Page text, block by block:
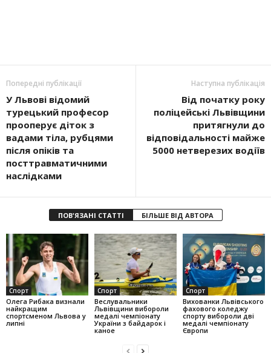
Попередні публікації
У Львові відомий
турецький професор
прооперує діток з
вадами тіла, рубцями
після опіків та
посттравматичними
наслідками
Наступна публікація
Від початку року
поліцейські Львівщини
притягнули до
відповідальності майже
5000 нетверезих водіїв
ПОВ'ЯЗАНІ СТАТТІ БІЛЬШЕ ВІД АВТОРА
Спорт
Олега Рибака визнали
найкращим
спортсменом Львова у
липні
Спорт
Веслувальники
Львівщини вибороли
медалі чемпіонату
України з байдарок і
каное
Спорт
Вихованки Львівського
фахового коледжу
спорту вибороли дві
медалі чемпіонату
Європи